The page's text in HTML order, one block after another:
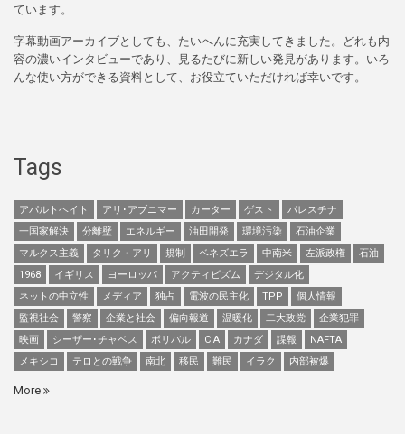
ています。
字幕動画アーカイブとしても、たいへんに充実してきました。どれも内
容の濃いインタビューであり、見るたびに新しい発見があります。いろ
んな使い方ができる資料として、お役立ていただければ幸いです。
Tags
アパルトヘイト アリ･アブニマー カーター ゲスト
パレスチナ
一国家解決
分離壁 エネルギー 油田開発 環境汚染
石油企業
マルクス主義
タリク・アリ 規制 ベネズエラ 中南米 左派政権
石油
1968
イギリス ヨーロッパ アクティビズム
デジタル化
ネットの中立性
メディア 独占 電波の民主化 TPP
個人情報
監視社会
警察 企業と社会 偏向報道 温暖化 二大政党
企業犯罪
映画
シーザー･チャベス ボリバル CIA カナダ 諜報
NAFTA
メキシコ
テロとの戦争 南北 移民 難民 イラク 内部被爆
More